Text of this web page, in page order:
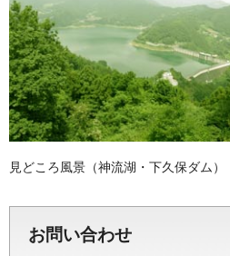
見どころ風景（神流湖・下久保ダム）
お問い合わせ